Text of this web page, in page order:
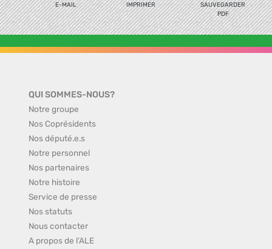
E-MAIL IMPRIMER
SAUVEGARDER
PDF
QUI SOMMES-NOUS?
Notre groupe
Nos Coprésidents
Nos député.e.s
Notre personnel
Nos partenaires
Notre histoire
Service de presse
Nos statuts
Nous contacter
A propos de l'ALE